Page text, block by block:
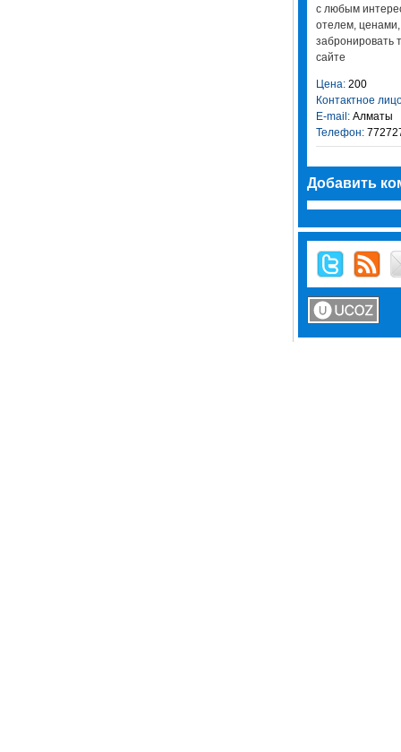
с любым
отелем,
забронировать
сайте
Цена:200
Контактное
E-mail:Алматы
Телефон:
Добавить